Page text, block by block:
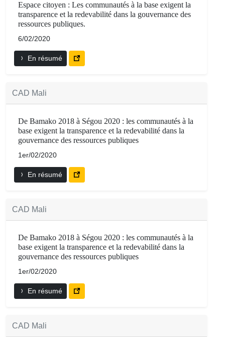
Espace citoyen : Les communautés à la base exigent la
transparence et la redevabilité dans la gouvernance des
ressources publiques.
6/02/2020
En résumé
CAD Mali
De Bamako 2018 à Ségou 2020 : les communautés à la
base exigent la transparence et la redevabilité dans la
gouvernance des ressources publiques
1er/02/2020
En résumé
CAD Mali
De Bamako 2018 à Ségou 2020 : les communautés à la
base exigent la transparence et la redevabilité dans la
gouvernance des ressources publiques
1er/02/2020
En résumé
CAD Mali